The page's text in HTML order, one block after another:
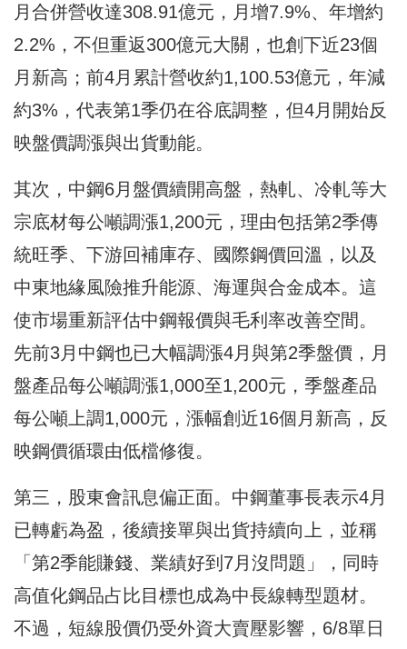
月合併營收達308.91億元，月增7.9%、年增約
2.2%，不但重返300億元大關，也創下近23個
月新高；前4月累計營收約1,100.53億元，年減
約3%，代表第1季仍在谷底調整，但4月開始反
映盤價調漲與出貨動能。
其次，中鋼6月盤價續開高盤，熱軋、冷軋等大
宗底材每公噸調漲1,200元，理由包括第2季傳
統旺季、下游回補庫存、國際鋼價回溫，以及
中東地緣風險推升能源、海運與合金成本。這
使市場重新評估中鋼報價與毛利率改善空間。
先前3月中鋼也已大幅調漲4月與第2季盤價，月
盤產品每公噸調漲1,000至1,200元，季盤產品
每公噸上調1,000元，漲幅創近16個月新高，反
映鋼價循環由低檔修復。
第三，股東會訊息偏正面。中鋼董事長表示4月
已轉虧為盈，後續接單與出貨持續向上，並稱
「第2季能賺錢、業績好到7月沒問題」，同時
高值化鋼品占比目標也成為中長線轉型題材。
不過，短線股價仍受外資大賣壓影響，6/8單日